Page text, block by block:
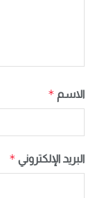
الاسم *
البريد الإلكتروني *